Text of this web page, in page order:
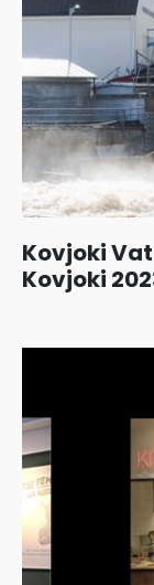
Kovjoki
Kovjoki